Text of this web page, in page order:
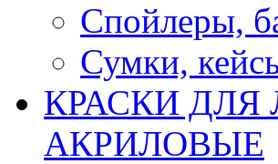
Спойлеры,
Сумки,
КРАСКИ ДЛЯ
АКРИЛОВЫЕ